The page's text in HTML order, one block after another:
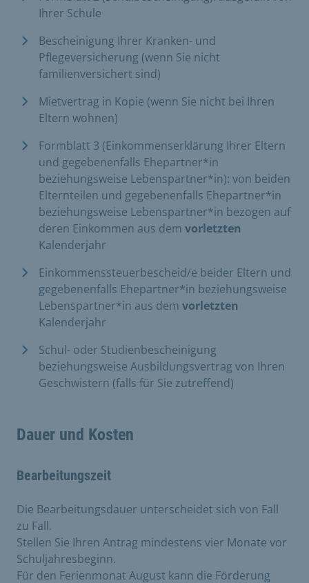
Ihrer Schule
Bescheinigung Ihrer Kranken- und
Pflegeversicherung (wenn Sie nicht
familienversichert sind)
Mietvertrag in Kopie (wenn Sie nicht bei Ihren
Eltern wohnen)
Formblatt 3 (Einkommenserklärung Ihrer Eltern
und gegebenenfalls Ehepartner*in
beziehungsweise Lebenspartner*in): von beiden
Elternteilen und gegebenenfalls Ehepartner*in
beziehungsweise Lebenspartner*in bezogen auf
deren Einkommen aus dem vorletzten
Kalenderjahr
Einkommenssteuerbescheid/e beider Eltern und
gegebenenfalls Ehepartner*in beziehungsweise
Lebenspartner*in aus dem vorletzten
Kalenderjahr
Schul- oder Studienbescheinigung
beziehungsweise Ausbildungsvertrag von Ihren
Geschwistern (falls für Sie zutreffend)
Dauer und Kosten
Bearbeitungszeit
Die Bearbeitungsdauer unterscheidet sich von Fall
zu Fall.
Stellen Sie Ihren Antrag mindestens vier Monate vor
Schuljahresbeginn.
Für den Ferienmonat August kann die Förderung